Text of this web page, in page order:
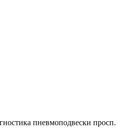
пневмоподвески просп.